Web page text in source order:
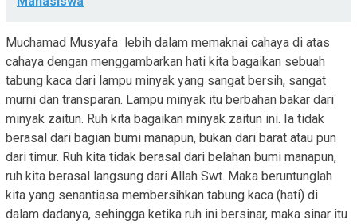
Muchamad Musyafa lebih dalam memaknai cahaya di atas
cahaya dengan menggambarkan hati kita bagaikan sebuah
tabung kaca dari lampu minyak yang sangat bersih, sangat
murni dan transparan. Lampu minyak itu berbahan bakar dari
minyak zaitun. Ruh kita bagaikan minyak zaitun ini. Ia tidak
berasal dari bagian bumi manapun, bukan dari barat atau pun
dari timur. Ruh kita tidak berasal dari belahan bumi manapun,
ruh kita berasal langsung dari Allah Swt. Maka beruntunglah
kita yang senantiasa membersihkan tabung kaca (hati) di
dalam dadanya, sehingga ketika ruh ini bersinar, maka sinar itu